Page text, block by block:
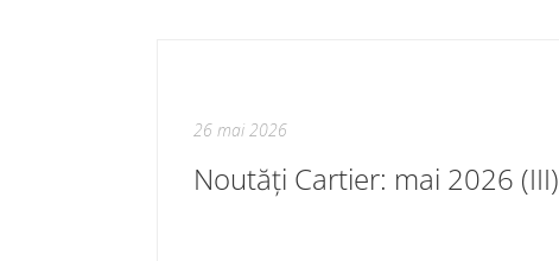
26 mai 2026
Noutăți Cartier: mai 2026 (III)